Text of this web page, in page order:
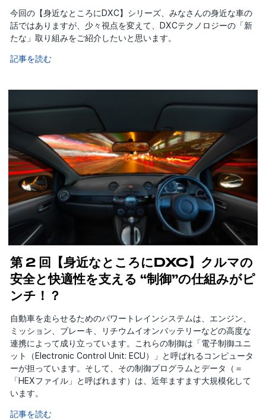
今回の【身近なところにDXC】シリーズ、みなさんの身近な車の
話ではありますが、少々視点を変えて、DXCテクノロジーの「新
たな」取り組みをご紹介したいと思います。
記事を読む
第 2 回【身近なところにDXC】クルマの
安全と快適性を支える “制御”の仕組みがピ
ンチ！？
自動車を走らせるためのパワートレインシステムは、エンジン、
ミッション、ブレーキ、リチウムイオンバッテリーなどの高度な
連携によって成り立っています。これらの制御は「電子制御ユニ
ット（Electronic Control Unit: ECU）」と呼ばれるコンピュータ
ーが担っています。そして、その制御プログラムとデータ（＝
「HEXファイル」と呼ばれます）は、近年ますます大規模化して
います。
記事を読む